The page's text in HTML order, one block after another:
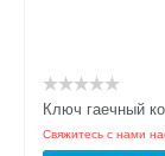
Ключ гаечный
Свяжитесь с нами